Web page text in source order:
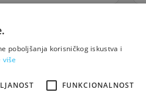
poboljšanja korisničkog iskustva i
više
FUNKCIONALNOST